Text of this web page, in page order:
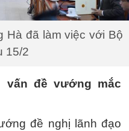
Hà đã làm việc với Bộ
15/2
vấn đề vướng mắc
đề nghị lãnh đạo